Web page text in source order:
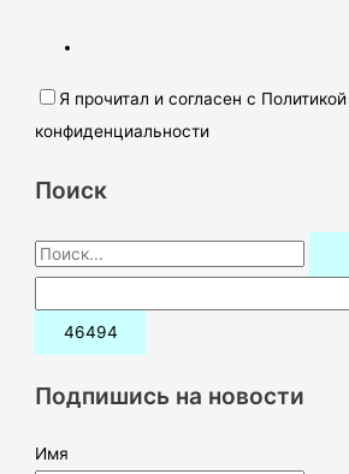
Я прочитал и согласен с Политикой
конфиденциальности
Поиск
П
о
и
:Подпишись на новости
Имя